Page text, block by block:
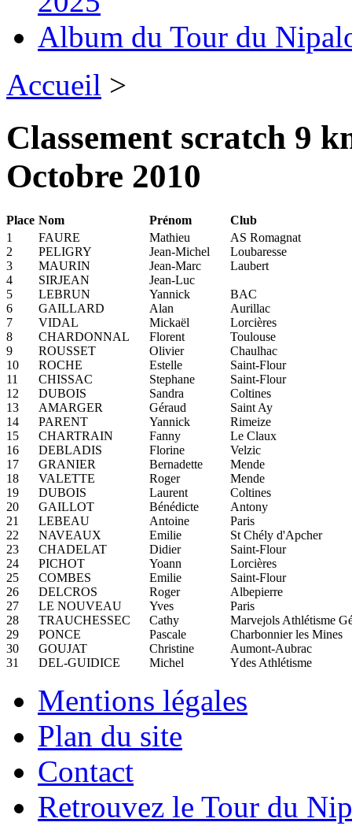
Album du Tour du
Accueil >
Classement scratch 9
Octobre 2010
Place Nom Prénom
Club
1
FAURE Mathieu
AS Romagnat
2
PELIGRY Jean-Michel
Loubaresse
3
MAURIN Jean-Marc
Laubert
4
SIRJEAN
Jean-Luc
5
LEBRUN Yannick
BAC
6
GAILLARD Alan
Aurillac
7
VIDAL Mickaël
Lorcières
8
CHARDONNAL Florent
Toulouse
9
ROUSSET Olivier
Chaulhac
10
ROCHE Estelle
Saint-Flour
11
CHISSAC Stephane
Saint-Flour
12
DUBOIS Sandra
Coltines
13
AMARGER Géraud
Saint Ay
14
PARENT Yannick
Rimeize
15
CHARTRAIN Fanny
Le Claux
16
DEBLADIS Florine
Velzic
17
GRANIER Bernadette
Mende
18
VALETTE Roger
Mende
19
DUBOIS Laurent
Coltines
20
GAILLOT Bénédicte
Antony
21
LEBEAU Antoine
Paris
22
NAVEAUX Emilie
St Chély d'Apcher
23
CHADELAT Didier
Saint-Flour
24
PICHOT Yoann
Lorcières
25
COMBES Emilie
Saint-Flour
26
DELCROS Roger
Albepierre
27
LE NOUVEAU Yves
Paris
28
TRAUCHESSEC Cathy
Marvejols Athlétisme
29
PONCE Pascale
Charbonnier les Mines
30
GOUJAT Christine
Aumont-Aubrac
31
DEL-GUIDICE Michel Ydes Athlétisme
Mentions légales
Plan du site
Contact
Retrouvez le Tour du